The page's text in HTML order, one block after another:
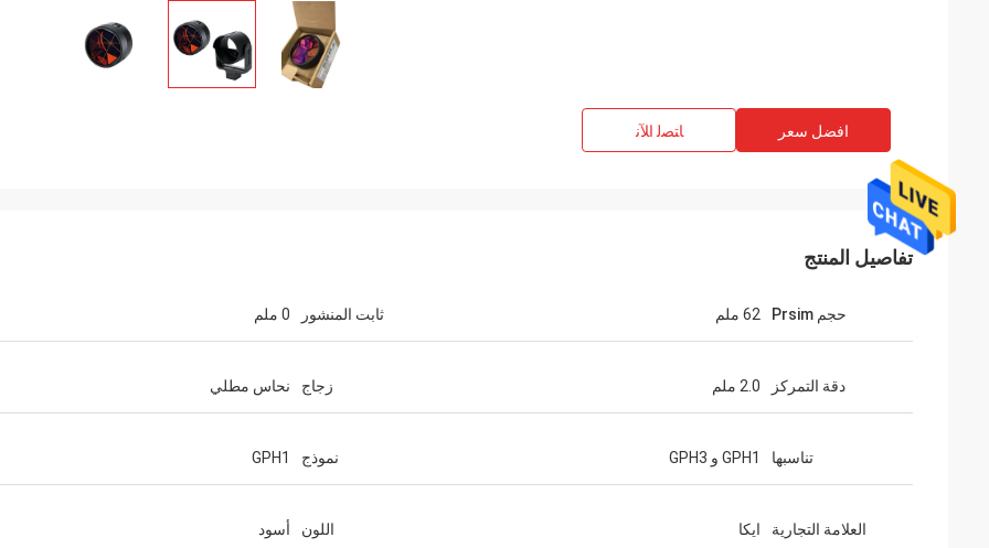
افضل سعر ﺎﺘﺼﻟ ﺍﻶﻧ
تفاصيل المنتج
حجم Prsim 62 ملم ثابت المنشور 0 ملم
دقة التمركز 2.0 ملم زجاج نحاس مطلي
تناسبها GPH1 و GPH3 نموذج GPH1
العلامة التجارية ايكا اللون أسود